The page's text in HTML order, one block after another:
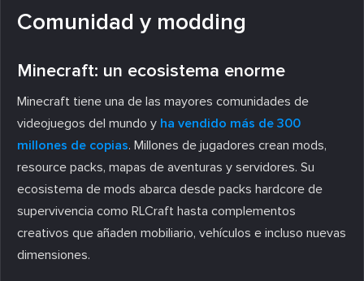
Comunidad y modding
Minecraft: un ecosistema enorme
Minecraft tiene una de las mayores comunidades de
videojuegos del mundo y ha vendido más de 300
millones de copias. Millones de jugadores crean mods,
resource packs, mapas de aventuras y servidores. Su
ecosistema de mods abarca desde packs hardcore de
supervivencia como RLCraft hasta complementos
creativos que añaden mobiliario, vehículos e incluso nuevas
dimensiones.